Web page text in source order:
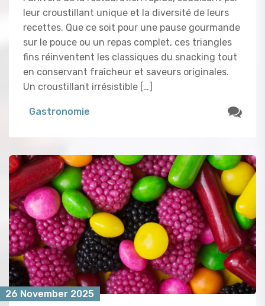
leur croustillant unique et la diversité de leurs
recettes. Que ce soit pour une pause gourmande
sur le pouce ou un repas complet, ces triangles
fins réinventent les classiques du snacking tout
en conservant fraîcheur et saveurs originales.
Un croustillant irrésistible […]
Gastronomie
26 November 2025